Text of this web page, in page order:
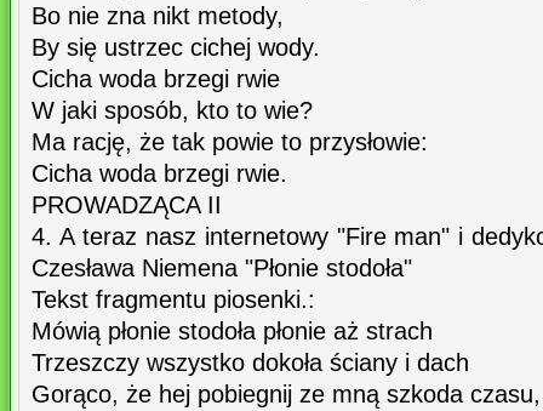
Bo nie zna nikt metody,
By się ustrzec cichej wody.
Cicha woda brzegi rwie
W jaki sposób, kto to wie?
Ma rację, że tak powie to przysłowie:
Cicha woda brzegi rwie.
PROWADZĄCA II
4. A teraz nasz internetowy "Fire man" i
Czesława Niemena "Płonie stodoła"
Tekst fragmentu piosenki.:
Mówią płonie stodoła płonie aż strach
Trzeszczy wszystko dokoła ściany i dach
Gorąco, że hej pobiegnij ze mną szkoda czasu,